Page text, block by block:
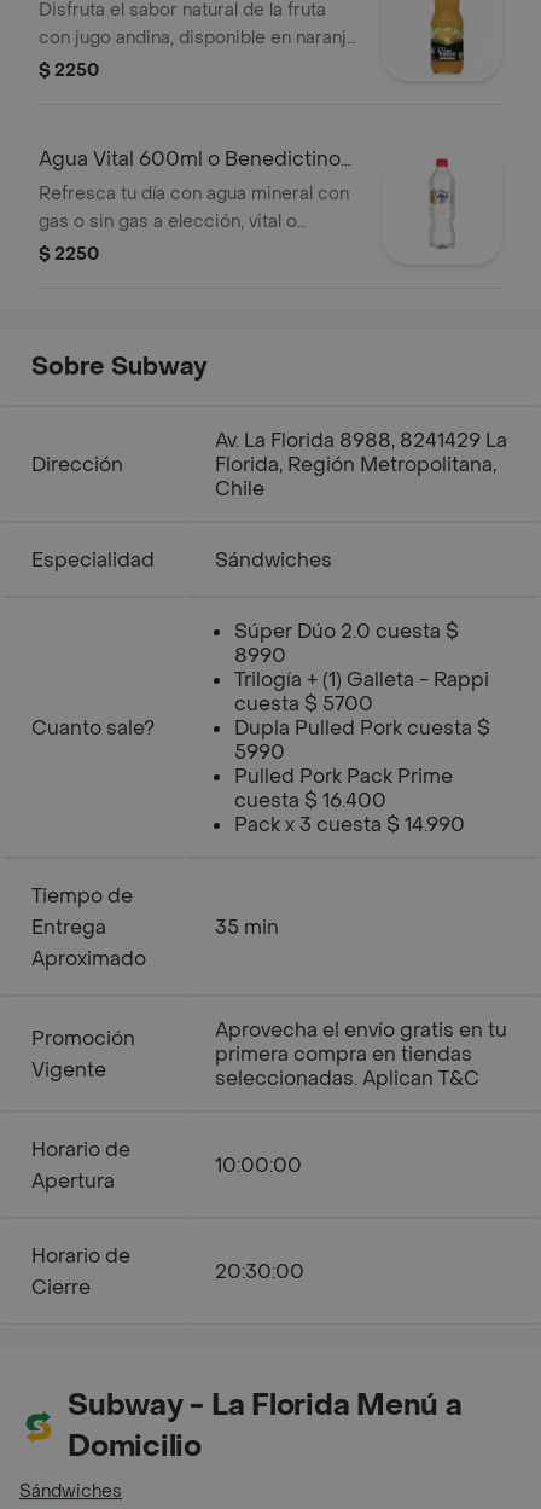
Disfruta el sabor natural de la fruta
con jugo andina, disponible en naranja
o durazno. ¡refrescante y lleno de
$ 2250
Agua Vital 600ml o Benedictino
500ml
Refresca tu día con agua mineral con
gas o sin gas a elección, vital o
benedectino según disponibilidad.
$ 2250
Sobre Subway
Dirección
Av. La Florida 8988, 8241429 La
Florida, Región Metropolitana,
Chile
Especialidad Sándwiches
Cuanto sale?
Súper Dúo 2.0 cuesta $
8990
Trilogía + (1) Galleta - Rappi
cuesta $ 5700
Dupla Pulled Pork cuesta $
5990
Pulled Pork Pack Prime
cuesta $ 16.400
Pack x 3 cuesta $ 14.990
Tiempo de
Entrega
Aproximado
35 min
Promoción
Vigente
Aprovecha el envío gratis en tu
primera compra en tiendas
seleccionadas. Aplican T&C
Horario de
Apertura
10:00:00
Horario de
Cierre
20:30:00
Subway - La Florida Menú a
Domicilio
Sándwiches